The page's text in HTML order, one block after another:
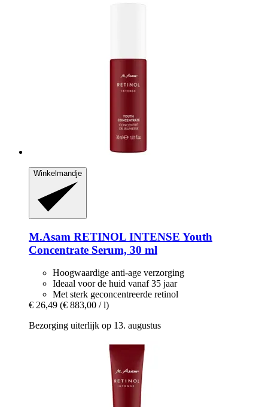
Winkelmandje
M.Asam RETINOL INTENSE Youth
Concentrate Serum, 30 ml
Hoogwaardige anti-age verzorging
Ideaal voor de huid vanaf 35 jaar
Met sterk geconcentreerde retinol
€ 26,49 (€ 883,00 / l)
Bezorging uiterlijk op 13. augustus